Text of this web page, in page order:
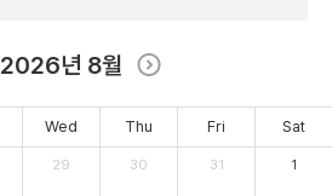
2026년 8월
Wed Thu Fri Sat
29 30 31 1